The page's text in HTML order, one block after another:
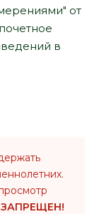
от
в